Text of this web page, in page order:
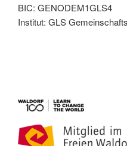
BIC: GENODEM1GLS4
Institut: GLS